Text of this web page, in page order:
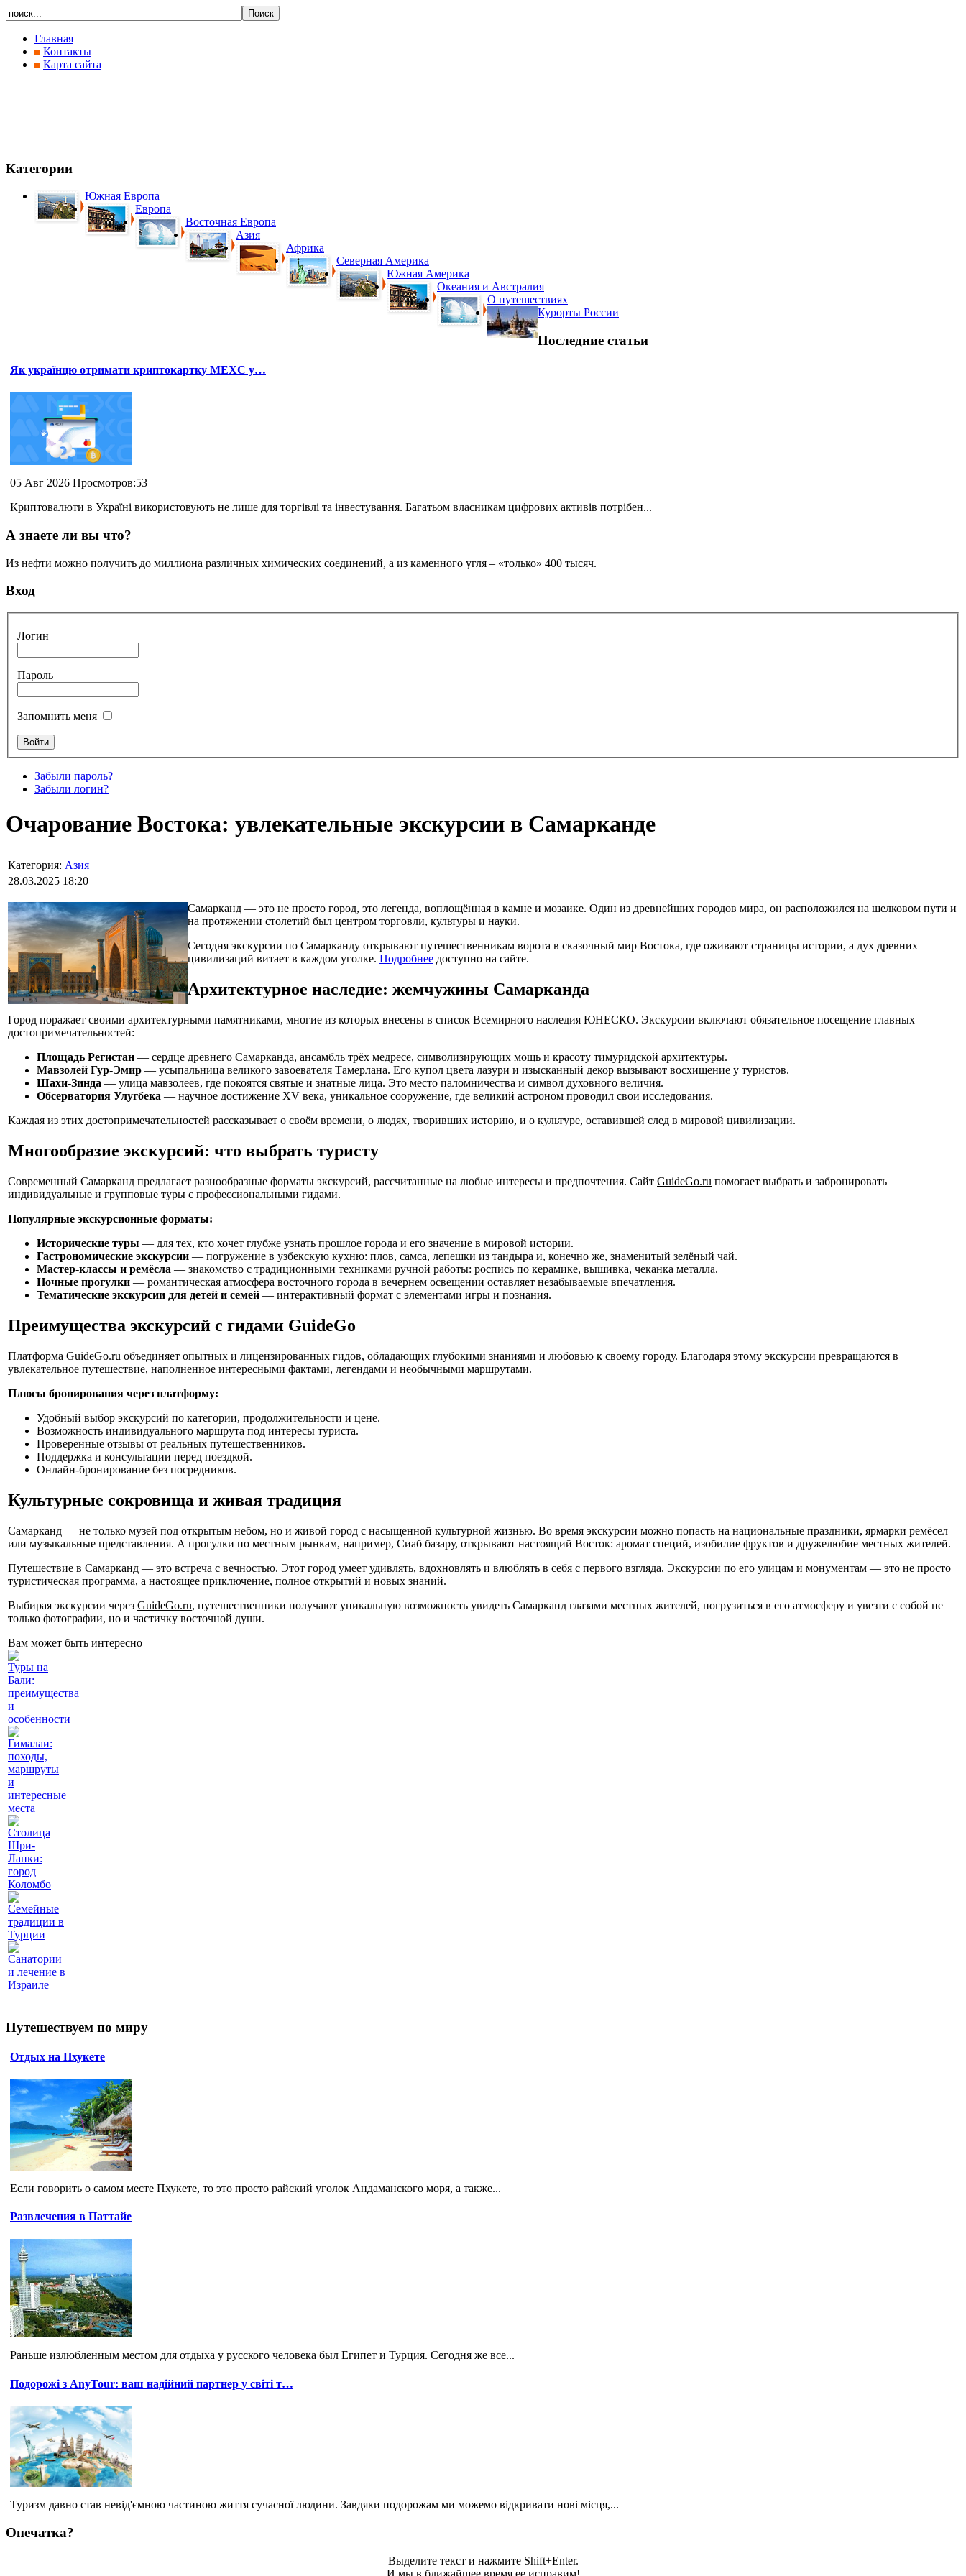
Главная
Контакты
Карта сайта
Категории
Южная Европа
Европа
Восточная Европа
Азия
Африка
Северная Америка
Южная Америка
Океания и Австралия
О путешествиях
Курорты России
Последние статьи
Як українцю отримати криптокартку MEXC у…
05 Авг 2026 Просмотров:53
Криптовалюти в Україні використовують не лише для торгівлі та інвестування. Багатьом власникам цифрових активів потрібен...
А знаете ли вы что?
Из нефти можно получить до миллиона различных химических соединений, а из каменного угля – «только» 400 тысяч.
Вход
Логин
Пароль
Запомнить меня
Забыли пароль?
Забыли логин?
Очарование Востока: увлекательные экскурсии в Самарканде
Категория: Азия
28.03.2025 18:20
Самарканд — это не просто город, это легенда, воплощённая в камне и мозаике. Один из древнейших городов мира, он расположился на шелковом пути и
на протяжении столетий был центром торговли, культуры и науки.
Сегодня экскурсии по Самарканду открывают путешественникам ворота в сказочный мир Востока, где оживают страницы истории, а дух древних
цивилизаций витает в каждом уголке. Подробнее доступно на сайте.
Архитектурное наследие: жемчужины Самарканда
Город поражает своими архитектурными памятниками, многие из которых внесены в список Всемирного наследия ЮНЕСКО. Экскурсии включают обязательное посещение главных
достопримечательностей:
Площадь Регистан — сердце древнего Самарканда, ансамбль трёх медресе, символизирующих мощь и красоту тимуридской архитектуры.
Мавзолей Гур-Эмир — усыпальница великого завоевателя Тамерлана. Его купол цвета лазури и изысканный декор вызывают восхищение у туристов.
Шахи-Зинда — улица мавзолеев, где покоятся святые и знатные лица. Это место паломничества и символ духовного величия.
Обсерватория Улугбека — научное достижение XV века, уникальное сооружение, где великий астроном проводил свои исследования.
Каждая из этих достопримечательностей рассказывает о своём времени, о людях, творивших историю, и о культуре, оставившей след в мировой цивилизации.
Многообразие экскурсий: что выбрать туристу
Современный Самарканд предлагает разнообразные форматы экскурсий, рассчитанные на любые интересы и предпочтения. Сайт GuideGo.ru помогает выбрать и забронировать
индивидуальные и групповые туры с профессиональными гидами.
Популярные экскурсионные форматы:
Исторические туры — для тех, кто хочет глубже узнать прошлое города и его значение в мировой истории.
Гастрономические экскурсии — погружение в узбекскую кухню: плов, самса, лепешки из тандыра и, конечно же, знаменитый зелёный чай.
Мастер-классы и ремёсла — знакомство с традиционными техниками ручной работы: роспись по керамике, вышивка, чеканка металла.
Ночные прогулки — романтическая атмосфера восточного города в вечернем освещении оставляет незабываемые впечатления.
Тематические экскурсии для детей и семей — интерактивный формат с элементами игры и познания.
Преимущества экскурсий с гидами GuideGo
Платформа GuideGo.ru объединяет опытных и лицензированных гидов, обладающих глубокими знаниями и любовью к своему городу. Благодаря этому экскурсии превращаются в
увлекательное путешествие, наполненное интересными фактами, легендами и необычными маршрутами.
Плюсы бронирования через платформу:
Удобный выбор экскурсий по категории, продолжительности и цене.
Возможность индивидуального маршрута под интересы туриста.
Проверенные отзывы от реальных путешественников.
Поддержка и консультации перед поездкой.
Онлайн-бронирование без посредников.
Культурные сокровища и живая традиция
Самарканд — не только музей под открытым небом, но и живой город с насыщенной культурной жизнью. Во время экскурсии можно попасть на национальные праздники, ярмарки ремёсел
или музыкальные представления. А прогулки по местным рынкам, например, Сиаб базару, открывают настоящий Восток: аромат специй, изобилие фруктов и дружелюбие местных жителей.
Путешествие в Самарканд — это встреча с вечностью. Этот город умеет удивлять, вдохновлять и влюблять в себя с первого взгляда. Экскурсии по его улицам и монументам — это не просто
туристическая программа, а настоящее приключение, полное открытий и новых знаний.
Выбирая экскурсии через GuideGo.ru, путешественники получают уникальную возможность увидеть Самарканд глазами местных жителей, погрузиться в его атмосферу и увезти с собой не
только фотографии, но и частичку восточной души.
Вам может быть интересно
Туры на
Бали:
преимущества
и
особенности
Гималаи:
походы,
маршруты
и
интересные
места
Столица
Шри-
Ланки:
город
Коломбо
Семейные
традиции в
Турции
Санатории
и лечение в
Израиле
Путешествуем по миру
Отдых на Пхукете
Если говорить о самом месте Пхукете, то это просто райский уголок Андаманского моря, а также...
Развлечения в Паттайе
Раньше излюбленным местом для отдыха у русского человека был Египет и Турция. Сегодня же все...
Подорожі з AnyTour: ваш надійний партнер у світі т…
Туризм давно став невід'ємною частиною життя сучасної людини. Завдяки подорожам ми можемо відкривати нові місця,...
Опечатка?
Выделите текст и нажмите Shift+Enter.
И мы в ближайшее время ее исправим!